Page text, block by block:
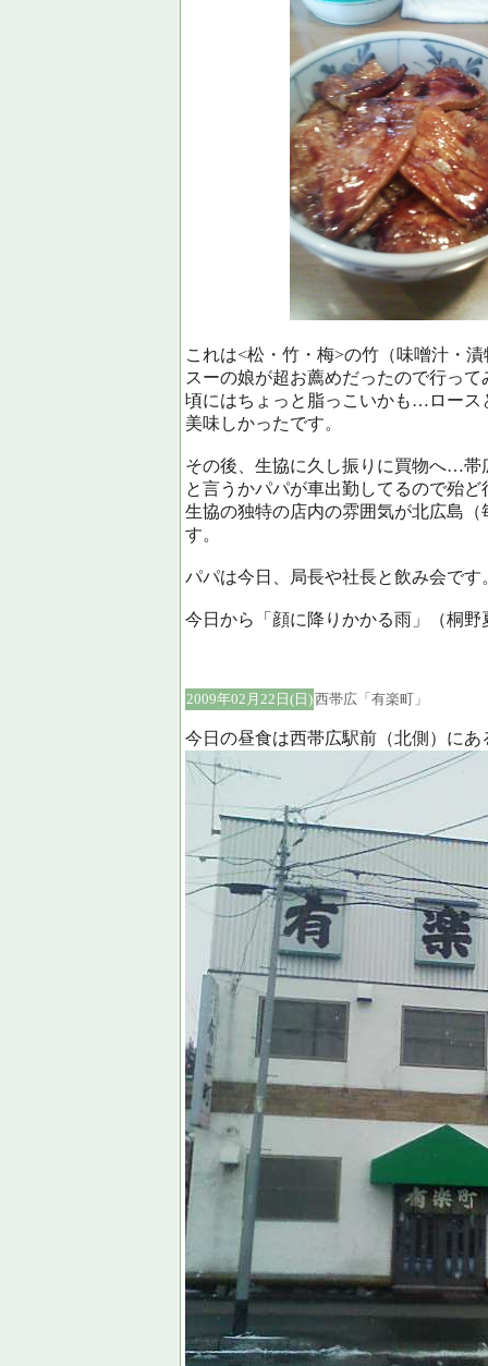
これは<松・竹・梅>の竹（味噌汁・
スーの娘が超お薦めだったので行っ
頃にはちょっと脂っこいかも…ロー
美味しかったです。
その後、生協に久し振りに買物へ…
と言うかパパが車出勤してるので殆
生協の独特の店内の雰囲気が北広島
す。
パパは今日、局長や社長と飲み会です
今日から「顔に降りかかる雨」（桐野
2009年02月22日(日)西帯広「有楽町」
今日の昼食は西帯広駅前（北側）に